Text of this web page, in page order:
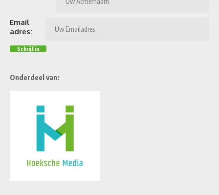
Email
adres:
Onderdeel van: